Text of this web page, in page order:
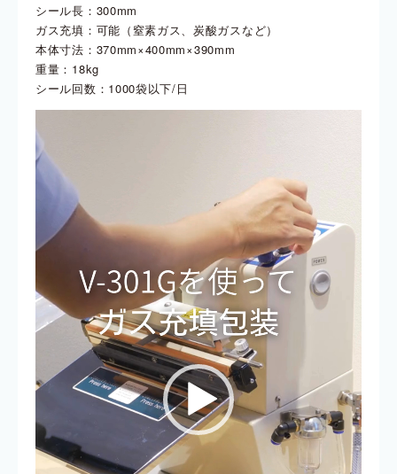
シール長：300mm
ガス充填：可能（窒素ガス、炭酸ガスなど）
本体寸法：370mm×400mm×390mm
重量：18kg
シール回数：1000袋以下/日
画
プ
レ